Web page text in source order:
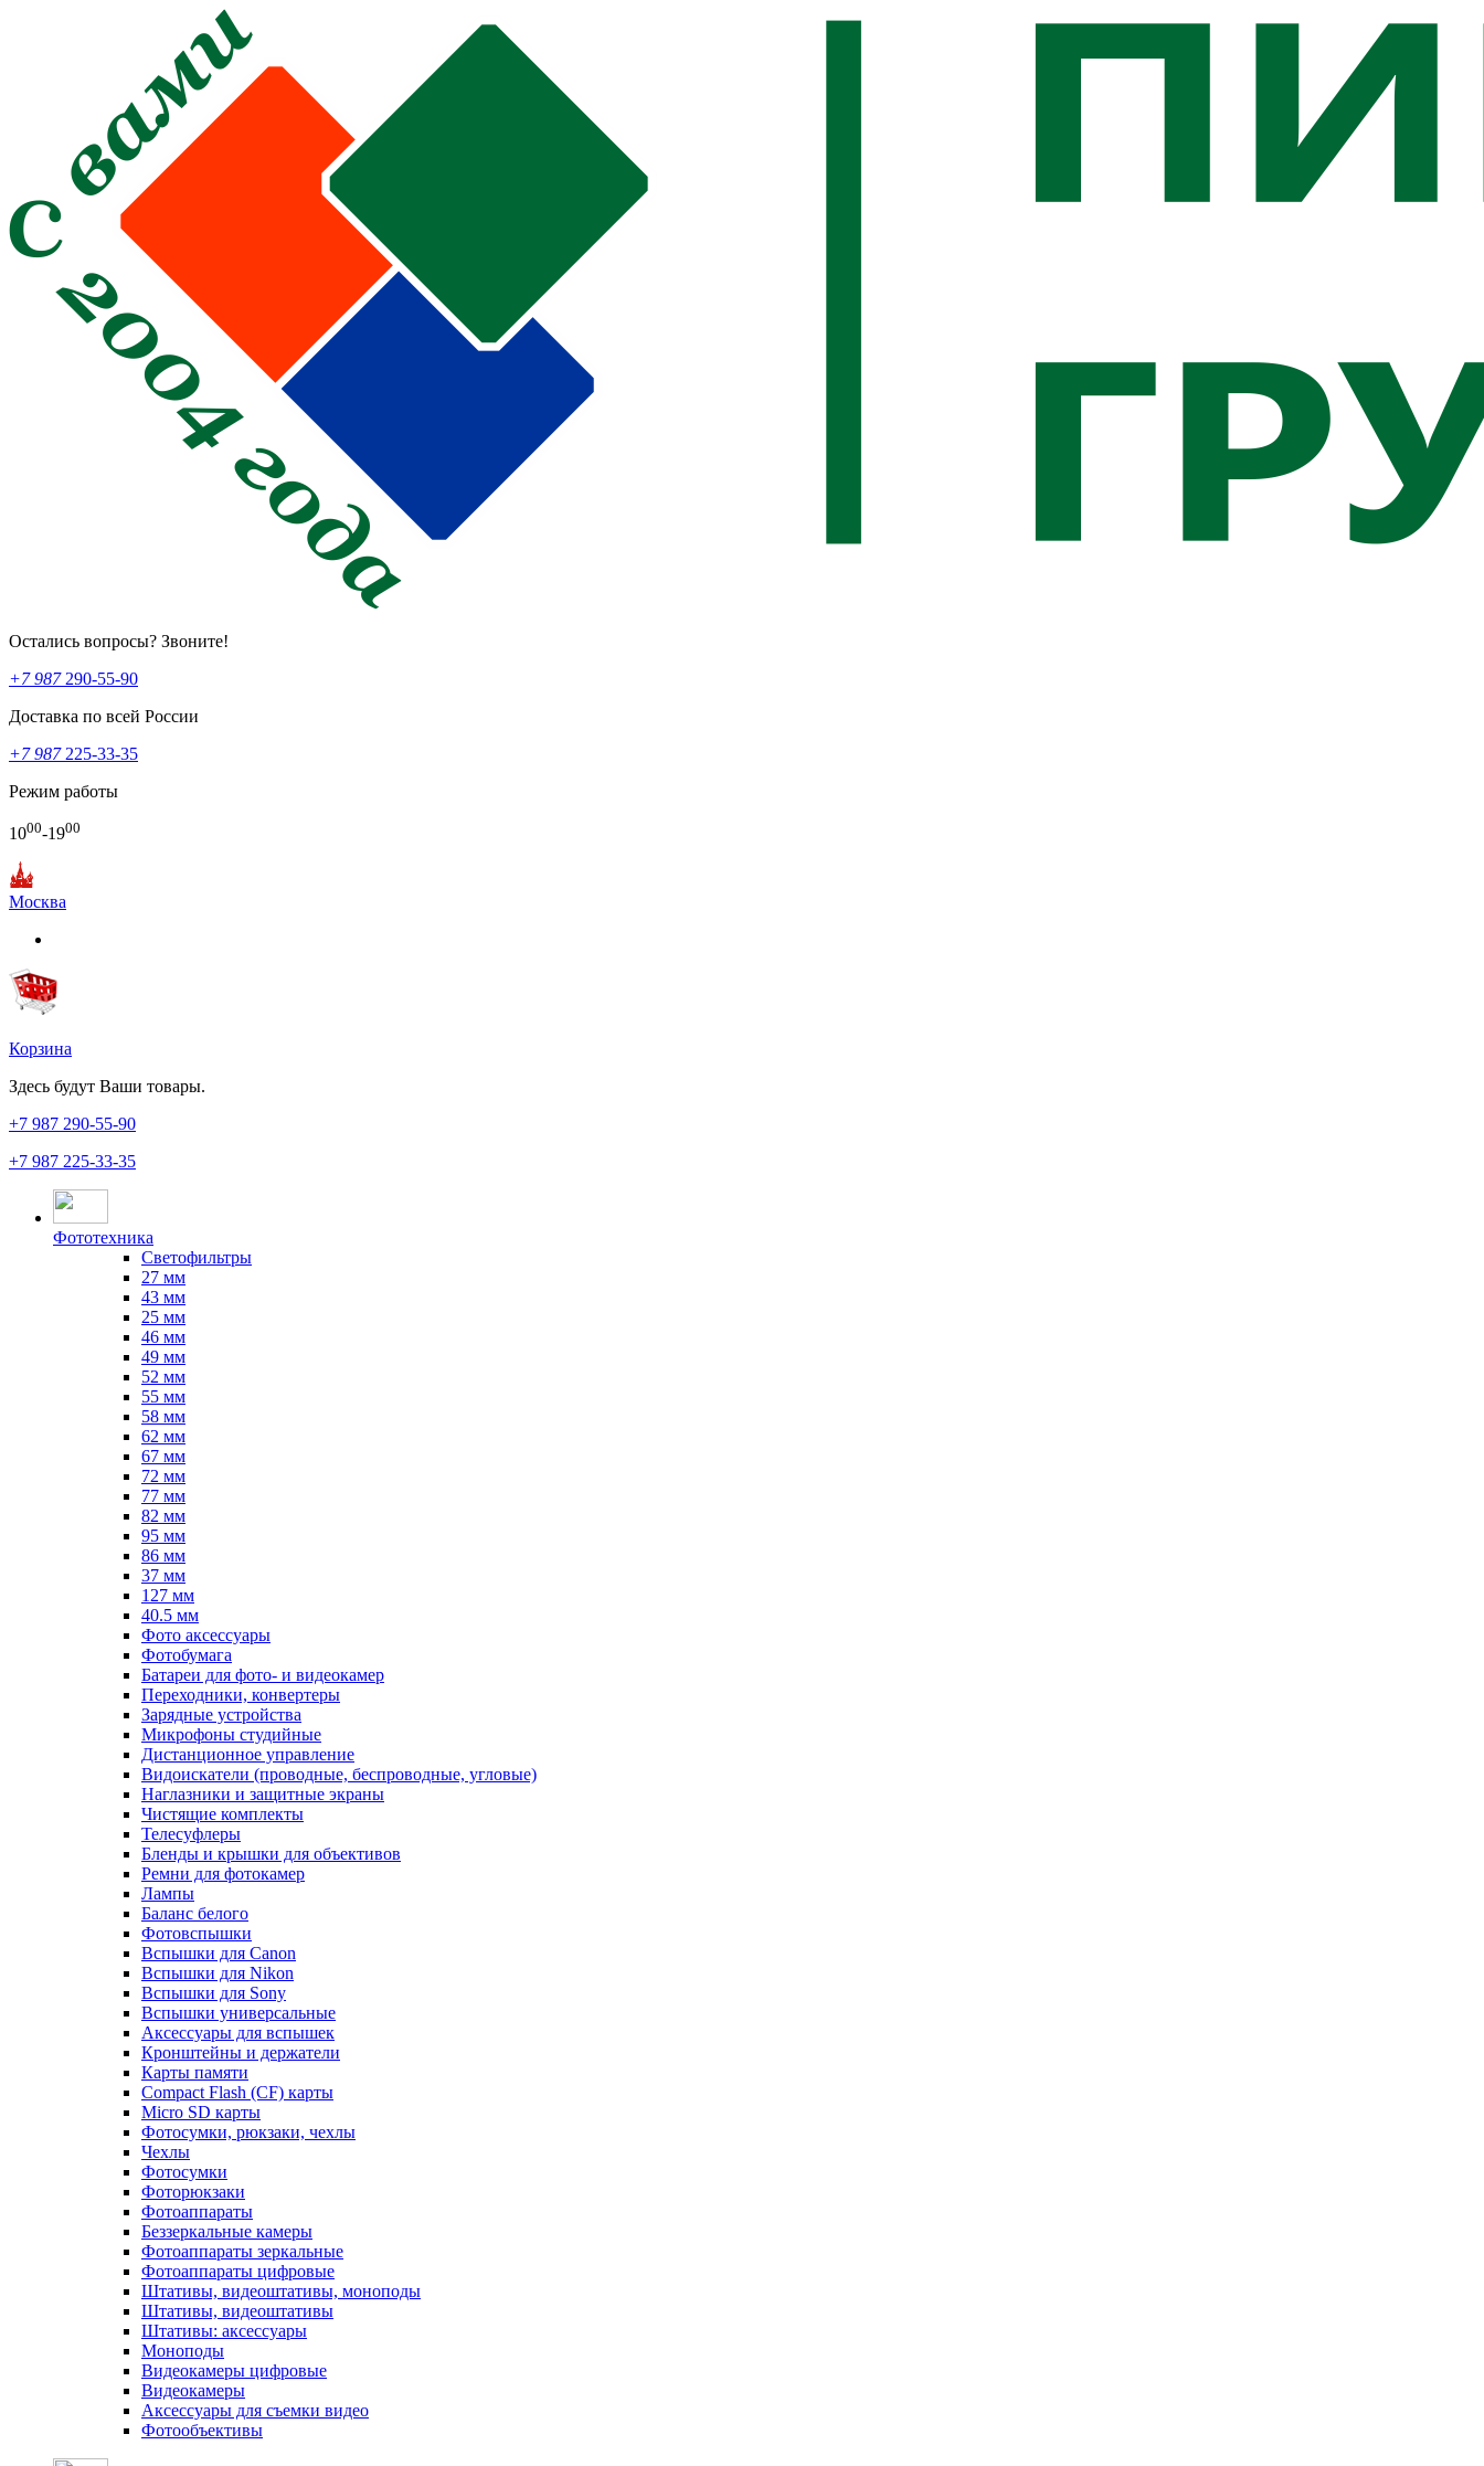
Остались вопросы? Звоните!
+7 987290-55-90
Доставка по всей России
+7 987225-33-35
Режим работы
1000-1900
Москва
Корзина
Здесь будут Ваши товары.
+7 987 290-55-90
+7 987 225-33-35
Фототехника
Светофильтры
27 мм
43 мм
25 мм
46 мм
49 мм
52 мм
55 мм
58 мм
62 мм
67 мм
72 мм
77 мм
82 мм
95 мм
86 мм
37 мм
127 мм
40.5 мм
Фото аксессуары
Фотобумага
Батареи для фото- и видеокамер
Переходники, конвертеры
Зарядные устройства
Микрофоны студийные
Дистанционное управление
Видоискатели (проводные, беспроводные, угловые)
Наглазники и защитные экраны
Чистящие комплекты
Телесуфлеры
Бленды и крышки для объективов
Ремни для фотокамер
Лампы
Баланс белого
Фотовспышки
Вспышки для Canon
Вспышки для Nikon
Вспышки для Sony
Вспышки универсальные
Аксесcуары для вспышек
Кронштейны и держатели
Карты памяти
Compact Flash (CF) карты
Micro SD карты
Фотосумки, рюкзаки, чехлы
Чехлы
Фотосумки
Фоторюкзаки
Фотоаппараты
Беззеркальные камеры
Фотоаппараты зеркальные
Фотоаппараты цифровые
Штативы, видеоштативы, моноподы
Штативы, видеоштативы
Штативы: аксессуары
Моноподы
Видеокамеры цифровые
Видеокамеры
Аксессуары для съемки видео
Фотообъективы